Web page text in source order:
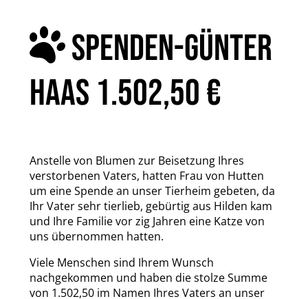
SPENDEN-GÜNTER
HAAS 1.502,50 €
Anstelle von Blumen zur Beisetzung Ihres
verstorbenen Vaters, hatten Frau von Hutten
um eine Spende an unser Tierheim gebeten, da
Ihr Vater sehr tierlieb, gebürtig aus Hilden kam
und Ihre Familie vor zig Jahren eine Katze von
uns übernommen hatten.
Viele Menschen sind Ihrem Wunsch
nachgekommen und haben die stolze Summe
von 1.502,50 im Namen Ihres Vaters an unser